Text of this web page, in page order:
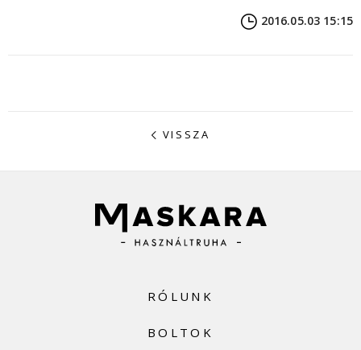
2016.05.03 15:15
VISSZA
RÓLUNK
BOLTOK